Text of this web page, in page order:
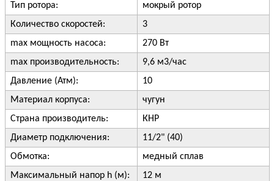
Тип ротора:
мокрый ротор
Количество скоростей:
3
max мощность насоса:
270 Вт
max производительность:
9,6 м3/час
Давление (Атм):
10
Материал корпуса:
чугун
Страна производитель:
КНР
Диаметр подключения:
11/2" (40)
Обмотка:
медный сплав
Максимальный напор h (м):
12 м